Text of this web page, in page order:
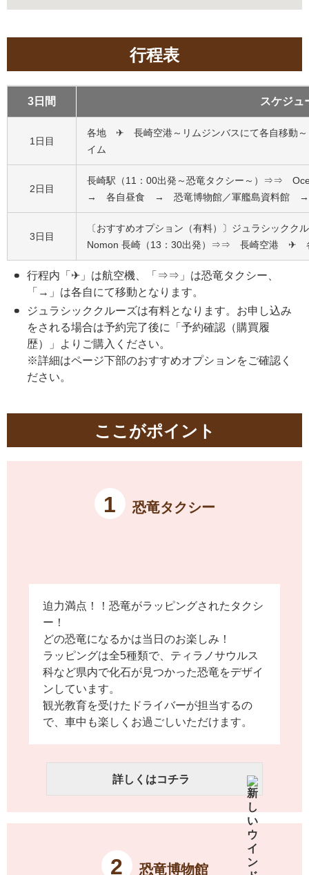
行程表
3日間 スケジュ
1日目
各地 ✈ 長崎空港～リムジンバスにて各自移
イム
2日目
長崎駅（11：00出発～恐竜タクシー～）⇒⇒
→ 各自昼食
→ 恐竜博物館／軍艦島資料館 →
3日目
〔おすすめオプション（有料）〕ジュラシック
Nomon 長崎（13：30出発）
⇒⇒ 長崎空港 ✈
行程内「✈」は航空機、「⇒⇒」は恐竜タクシー、
「→」は各自にて移動となります。
ジュラシッククルーズは有料となります。お申し込み
をされる場合は予約完了後に「予約確認（購買履
歴）」よりご購入ください。
※詳細はページ下部のおすすめオプションをご確認く
ださい。
ここがポイント
1 恐竜タクシー
迫力満点！！恐竜がラッピングされたタクシ
ー！
どの恐竜になるかは当日のお楽しみ！
ラッピングは全5種類で、ティラノサウルス
科など県内で化石が見つかった恐竜をデザイ
ンしています。
観光教育を受けたドライバーが担当するの
で、車中も楽しくお過ごしいただけます。
詳しくはコチラ
2 恐竜博物館